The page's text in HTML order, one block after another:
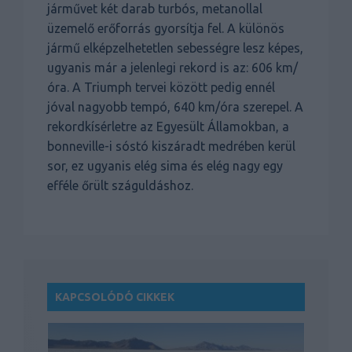
járművet két darab turbós, metanollal
üzemelő erőforrás gyorsítja fel. A különös
jármű elképzelhetetlen sebességre lesz képes,
ugyanis már a jelenlegi rekord is az: 606 km/
óra. A Triumph tervei között pedig ennél
jóval nagyobb tempó, 640 km/óra szerepel. A
rekordkísérletre az Egyesült Államokban, a
bonneville-i sóstó kiszáradt medrében kerül
sor, ez ugyanis elég sima és elég nagy egy
efféle őrült száguldáshoz.
KAPCSOLÓDÓ CIKKEK